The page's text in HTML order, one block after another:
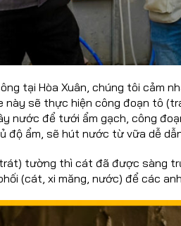
tại Hòa Xuân, chúng tôi cảm
này sẽ thực hiện công đoạn tô
nước để tưới ẩm gạch, công
độ ẩm, sẽ hút nước từ vữa dễ
tường thì cát đã được sàng
(cát, xi măng, nước) để các